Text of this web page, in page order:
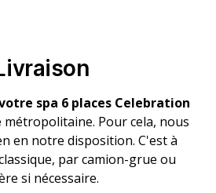
spa 6 places Celebration
métropolitaine. Pour cela, nous
en notre disposition. C'est à
par camion-grue ou
si nécessaire.